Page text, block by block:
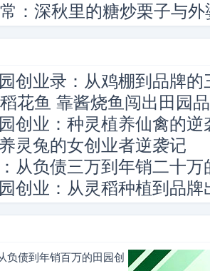
：深秋里的糖炒栗子与外
创业录：从鸡棚到品牌的
花鱼 靠酱烧鱼闯出田园
创业：种灵植养仙禽的逆
灵兔的女创业者逆袭记
从负债三万到年销二十万
创业：从灵稻种植到品牌
负债到年销百万的田园创